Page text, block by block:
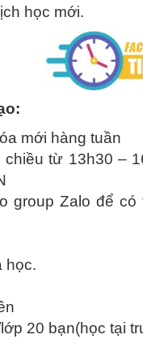
học mới.
mới hàng tuần
từ 13h30 –
group Zalo để
học.
20 bạn(học tại